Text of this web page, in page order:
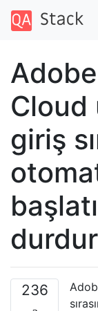
Cloud
giriş
236